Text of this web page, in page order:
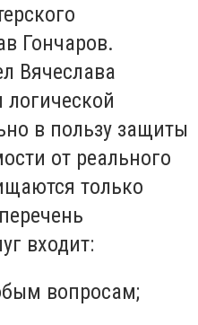
Гончаров.
Вячеслава
в пользу защиты
от реального
только
входит:
вопросам;